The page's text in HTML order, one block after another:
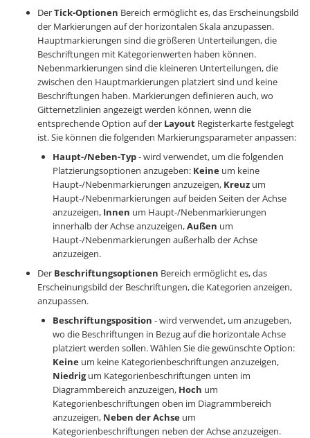
DerTick-Optionen Bereich ermöglicht es, das Erscheinungsbild
der Markierungen auf der horizontalen Skala anzupassen.
Hauptmarkierungen sind die größeren Unterteilungen, die
Beschriftungen mit Kategorienwerten haben können.
Nebenmarkierungen sind die kleineren Unterteilungen, die
zwischen den Hauptmarkierungen platziert sind und keine
Beschriftungen haben. Markierungen definieren auch, wo
Gitternetzlinien angezeigt werden können, wenn die
entsprechende Option auf der Layout Registerkarte festgelegt
ist. Sie können die folgenden Markierungsparameter anpassen:
Haupt-/Neben-Typ- wird verwendet, um die folgenden
Platzierungsoptionen anzugeben: Keine um keine
Haupt-/Nebenmarkierungen anzuzeigen, Kreuz um
Haupt-/Nebenmarkierungen auf beiden Seiten der Achse
anzuzeigen, Innen um Haupt-/Nebenmarkierungen
innerhalb der Achse anzuzeigen,Außen um
Haupt-/Nebenmarkierungen außerhalb der Achse
anzuzeigen.
Der Beschriftungsoptionen Bereich ermöglicht es, das
Erscheinungsbild der Beschriftungen, die Kategorien anzeigen,
anzupassen.
Beschriftungsposition - wird verwendet, um anzugeben,
wo die Beschriftungen in Bezug auf die horizontale Achse
platziert werden sollen. Wählen Sie die gewünschte Option:
Keine um keine Kategorienbeschriftungen anzuzeigen,
Niedrigum Kategorienbeschriftungen unten im
Diagrammbereich anzuzeigen, Hoch um
Kategorienbeschriftungen oben im Diagrammbereich
anzuzeigen, Neben der Achse um
Kategorienbeschriftungen neben der Achse anzuzeigen.